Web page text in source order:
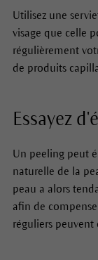
Utilisez une
visage que celle
régulièrement
de produits
Essayez
Un peeling peut
naturelle de la
peau a alors
afin de
réguliers peuvent